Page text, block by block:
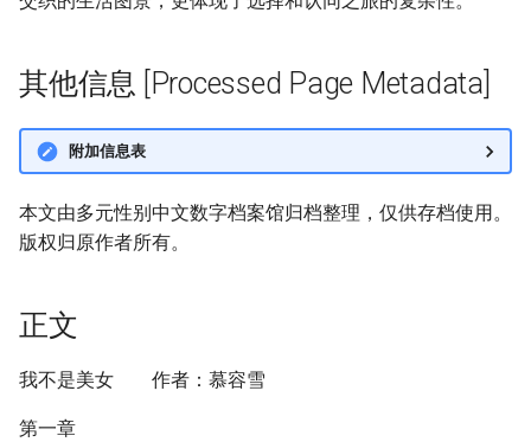
其他信息 [Processed Page Metadata]
附加信息表
本文由多元性别中文数字档案馆归档整理，仅供存档使用。
版权归原作者所有。
正文
我不是美女 作者：慕容雪
第一章